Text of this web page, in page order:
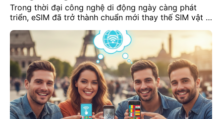
Trong thời đại công nghệ di động ngày càng phát
triển, eSIM đã trở thành chuẩn mới thay thế SIM vật lý
thoại của mình có hỗ trợ eSIM hay không. Việc kiểm
tra trước khi mua eSIM là điều cực kỳ quan trọng để
[…]